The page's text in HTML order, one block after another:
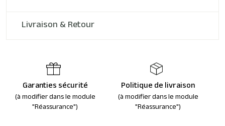
Livraison & Retour
Garanties sécurité
(à modifier dans le module
"Réassurance")
Politique de livraison
(à modifier dans le module
"Réassurance")